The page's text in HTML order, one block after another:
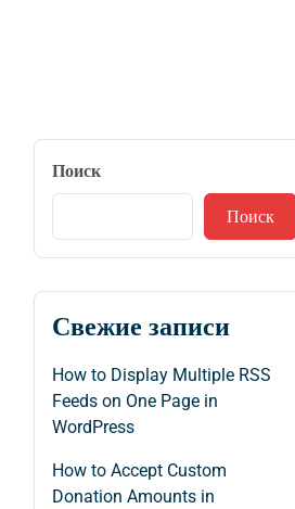
Поиск
Поиск
Свежие записи
How to Display Multiple RSS
Feeds on One Page in
WordPress
How to Accept Custom
Donation Amounts in